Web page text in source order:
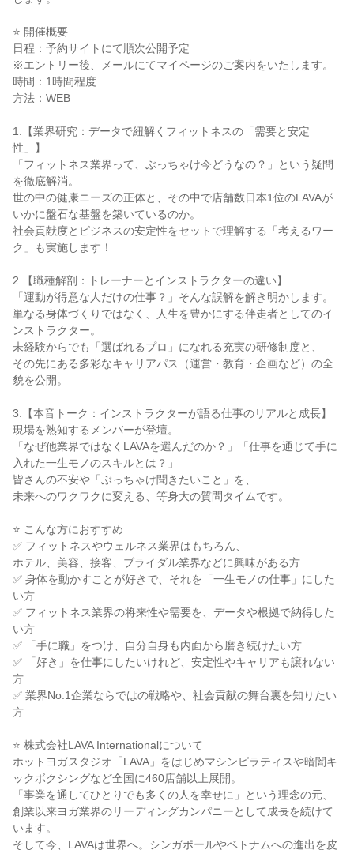
⭐ 開催概要
日程：予約サイトにて順次公開予定
※エントリー後、メールにてマイページのご案内をいたします。
時間：1時間程度
方法：WEB
1.【業界研究：データで紐解くフィットネスの「需要と安定
性」】
「フィットネス業界って、ぶっちゃけ今どうなの？」という疑問
を徹底解消。
世の中の健康ニーズの正体と、その中で店舗数日本1位のLAVAが
いかに盤石な基盤を築いているのか。
社会貢献度とビジネスの安定性をセットで理解する「考えるワー
ク」も実施します！
2.【職種解剖：トレーナーとインストラクターの違い】
「運動が得意な人だけの仕事？」そんな誤解を解き明かします。
単なる身体づくりではなく、人生を豊かにする伴走者としてのイ
ンストラクター。
未経験からでも「選ばれるプロ」になれる充実の研修制度と、
その先にある多彩なキャリアパス（運営・教育・企画など）の全
貌を公開。
3.【本音トーク：インストラクターが語る仕事のリアルと成長】
現場を熟知するメンバーが登壇。
「なぜ他業界ではなくLAVAを選んだのか？」「仕事を通じて手に
入れた一生モノのスキルとは？」
皆さんの不安や「ぶっちゃけ聞きたいこと」を、
未来へのワクワクに変える、等身大の質問タイムです。
⭐ こんな方におすすめ
✅ フィットネスやウェルネス業界はもちろん、
ホテル、美容、接客、ブライダル業界などに興味がある方
✅ 身体を動かすことが好きで、それを「一生モノの仕事」にした
い方
✅ フィットネス業界の将来性や需要を、データや根拠で納得した
い方
✅ 「手に職」をつけ、自分自身も内面から磨き続けたい方
✅ 「好き」を仕事にしたいけれど、安定性やキャリアも譲れない
方
✅ 業界No.1企業ならではの戦略や、社会貢献の舞台裏を知りたい
方
⭐ 株式会社LAVA Internationalについて
ホットヨガスタジオ「LAVA」をはじめマシンピラティスや暗闇キ
ックボクシングなど全国に460店舗以上展開。
「事業を通してひとりでも多くの人を幸せに」という理念の元、
創業以来ヨガ業界のリーディングカンパニーとして成長を続けて
います。
そして今、LAVAは世界へ。シンガポールやベトナムへの進出を皮